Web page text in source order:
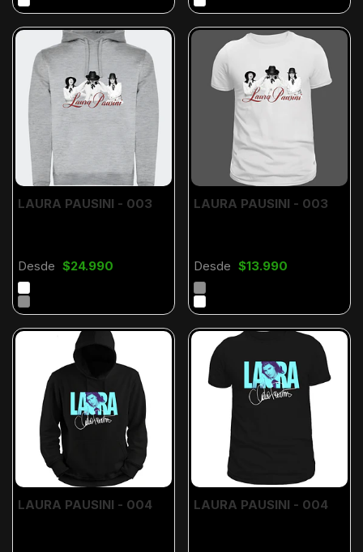
LAURA PAUSINI - 003
Desde $24.990
LAURA PAUSINI - 003
Desde $13.990
LAURA PAUSINI - 004 LAURA PAUSINI - 004